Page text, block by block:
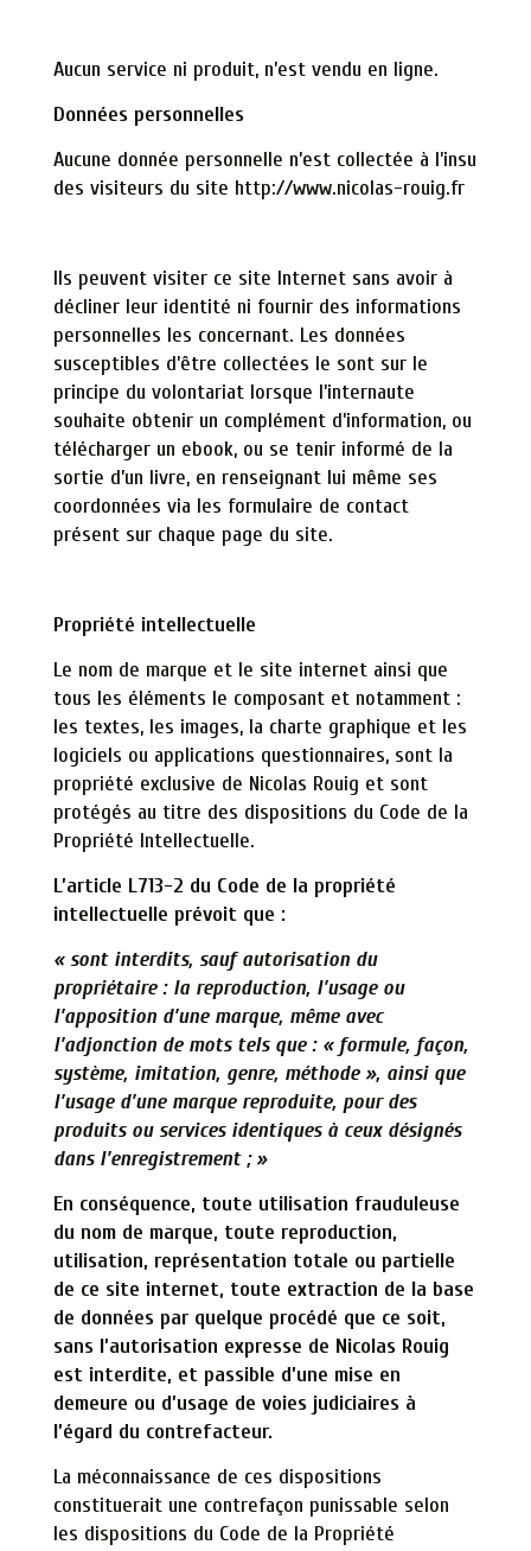
Aucun service ni produit, n’est vendu en ligne.
Données personnelles
Aucune donnée personnelle n’est collectée à l’insu
des visiteurs du site http://www.nicolas-rouig.fr
Ils peuvent visiter ce site Internet sans avoir à
décliner leur identité ni fournir des informations
personnelles les concernant. Les données
susceptibles d’être collectées le sont sur le
principe du volontariat lorsque l’internaute
souhaite obtenir un complément d’information, ou
télécharger un ebook, ou se tenir informé de la
sortie d’un livre, en renseignant lui même ses
coordonnées via les formulaire de contact
présent sur chaque page du site.
Propriété intellectuelle
Le nom de marque et le site internet ainsi que
tous les éléments le composant et notamment :
les textes, les images, la charte graphique et les
logiciels ou applications questionnaires, sont la
propriété exclusive de Nicolas Rouig et sont
protégés au titre des dispositions du Code de la
Propriété Intellectuelle.
L’article L713-2 du Code de la propriété
intellectuelle prévoit que :
« sont interdits, sauf autorisation du
propriétaire : la reproduction, l’usage ou
l’apposition d’une marque, même avec
l’adjonction de mots tels que : « formule, façon,
système, imitation, genre, méthode », ainsi que
l’usage d’une marque reproduite, pour des
produits ou services identiques à ceux désignés
dans l’enregistrement ; »
En conséquence, toute utilisation frauduleuse
du nom de marque, toute reproduction,
utilisation, représentation totale ou partielle
de ce site internet, toute extraction de la base
de données par quelque procédé que ce soit,
sans l’autorisation expresse de Nicolas Rouig
est interdite, et passible d’une mise en
demeure ou d’usage de voies judiciaires à
l’égard du contrefacteur.
La méconnaissance de ces dispositions
constituerait une contrefaçon punissable selon
les dispositions du Code de la Propriété